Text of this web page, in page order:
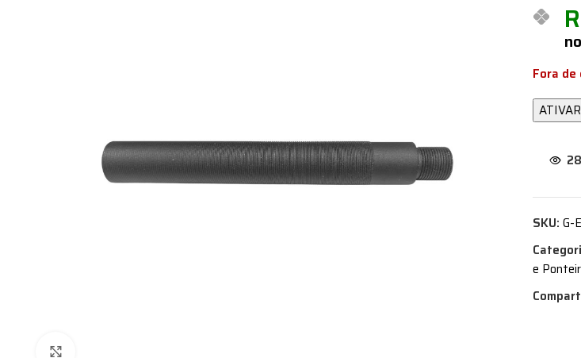
Fora
28
SKU: G-
e